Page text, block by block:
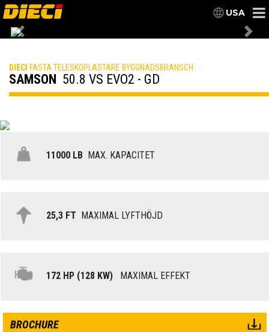
USA
Previous
DIECI FASTA TELESKOPLASTARE BYGGNADSBRANSCH
SAMSON 50.8 VS EVO2 - GD
11000 LB MAX. KAPACITET
25,3 FT MAXIMAL LYFTHÖJD
172 HP (128 KW) MAXIMAL EFFEKT
BROCHURE